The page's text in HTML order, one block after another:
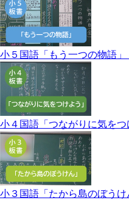
小５国語「もう一つの物語」
小４国語「つながりに気をつ
小３国語「たから島のぼうけ